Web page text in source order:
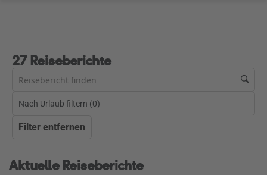
27 Reiseberichte
Nach Urlaub filtern (0)
Filter entfernen
Aktuelle Reiseberichte